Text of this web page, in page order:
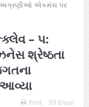
– ૫:
શ્રેષ્ઠતા
Print Email